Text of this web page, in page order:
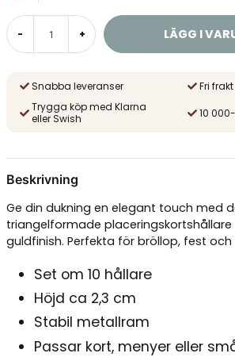
- + LÄGG I
Snabba leveranser
Fri
Trygga köp med Klarna
eller Swish
10
Beskrivning
Ge din dukning en elegant touch med
triangelformade placeringskortshållare
guldfinish. Perfekta för bröllop, fest
Set om 10 hållare
Höjd ca 2,3 cm
Stabil metallram
Passar kort, menyer eller